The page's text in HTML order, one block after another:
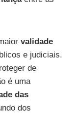
validade
e judiciais.
de
é uma
das
dos